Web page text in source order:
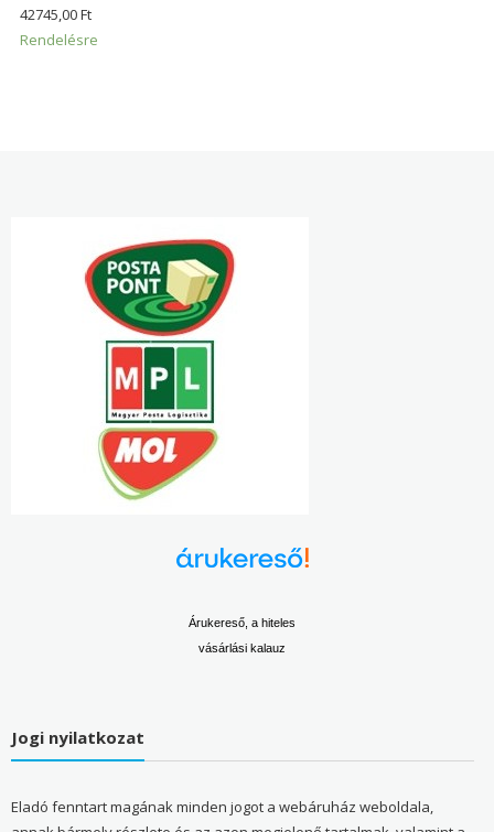
42745,00Ft
Rendelésre
Árukereső, a hiteles
vásárlási kalauz
Jogi nyilatkozat
Eladó fenntart magának minden jogot a webáruház weboldala,